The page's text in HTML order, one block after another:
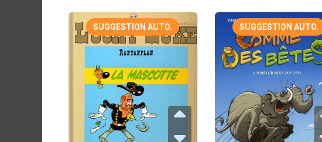
SUGGESTION AUTO. SUGGESTION AUTO.